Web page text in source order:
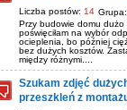
Liczba postów: 14 Grupa:
Przy budowie domu dużo
poświęciłam na wybór
ocieplenia, bo później
bez dużych kosztów.
między różnymi....
Szukam zdjęć
przeszkleń z